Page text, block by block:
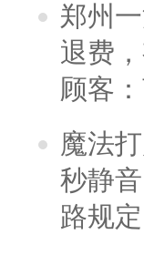
郑州
退费
顾客
魔法
秒静
路规定